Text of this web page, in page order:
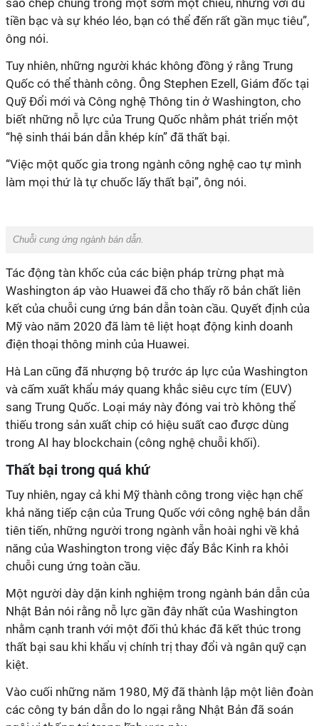
sao chép chúng trong một sớm một chiều, nhưng với đủ
tiền bạc và sự khéo léo, bạn có thể đến rất gần mục tiêu”,
ông nói.
Tuy nhiên, những người khác không đồng ý rằng Trung
Quốc có thể thành công. Ông Stephen Ezell, Giám đốc tại
Quỹ Đổi mới và Công nghệ Thông tin ở Washington, cho
biết những nỗ lực của Trung Quốc nhằm phát triển một
“hệ sinh thái bán dẫn khép kín” đã thất bại.
“Việc một quốc gia trong ngành công nghệ cao tự mình
làm mọi thứ là tự chuốc lấy thất bại”, ông nói.
Chuỗi cung ứng ngành bán dẫn.
Tác động tàn khốc của các biện pháp trừng phạt mà
Washington áp vào Huawei đã cho thấy rõ bản chất liên
kết của chuỗi cung ứng bán dẫn toàn cầu. Quyết định của
Mỹ vào năm 2020 đã làm tê liệt hoạt động kinh doanh
điện thoại thông minh của Huawei.
Hà Lan cũng đã nhượng bộ trước áp lực của Washington
và cấm xuất khẩu máy quang khắc siêu cực tím (EUV)
sang Trung Quốc. Loại máy này đóng vai trò không thể
thiếu trong sản xuất chip có hiệu suất cao được dùng
trong AI hay blockchain (công nghệ chuỗi khối).
Thất bại trong quá khứ
Tuy nhiên, ngay cả khi Mỹ thành công trong việc hạn chế
khả năng tiếp cận của Trung Quốc với công nghệ bán dẫn
tiên tiến, những người trong ngành vẫn hoài nghi về khả
năng của Washington trong việc đẩy Bắc Kinh ra khỏi
chuỗi cung ứng toàn cầu.
Một người dày dặn kinh nghiệm trong ngành bán dẫn của
Nhật Bản nói rằng nỗ lực gần đây nhất của Washington
nhằm cạnh tranh với một đối thủ khác đã kết thúc trong
thất bại sau khi khẩu vị chính trị thay đổi và ngân quỹ cạn
kiệt.
Vào cuối những năm 1980, Mỹ đã thành lập một liên đoàn
các công ty bán dẫn do lo ngại rằng Nhật Bản đã soán